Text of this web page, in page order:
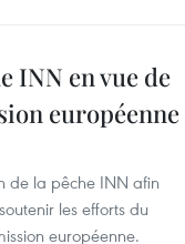
INN en vue de
européenne
de la pêche INN afin
les efforts du
européenne.